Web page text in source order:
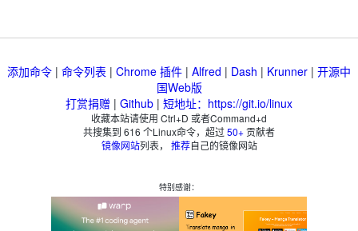
添加命令 | 命令列表 | Chrome 插件 | Alfred | Dash | Krunner | 开源中
国Web版
打赏捐赠 | Github | 短地址：https://git.io/linux
收藏本站请使用 Ctrl+D 或者Command+d
共搜集到 616 个Linux命令，超过50+贡献者
镜像网站列表， 推荐自己的镜像网站
特别感谢：